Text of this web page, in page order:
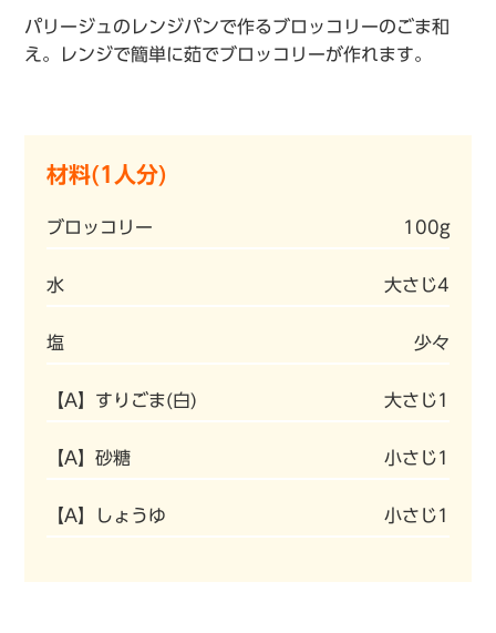
パリージュのレンジパンで作るブロッコリーのごま和
え。レンジで簡単に茹でブロッコリーが作れます。
材料(1人分)
ブロッコリー 100g
水 大さじ4
塩 少々
【A】すりごま(白) 大さじ1
【A】砂糖 小さじ1
【A】しょうゆ 小さじ1